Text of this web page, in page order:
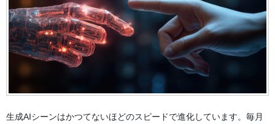
生成AIシーンはかつてないほどのスピードで進化しています。毎月